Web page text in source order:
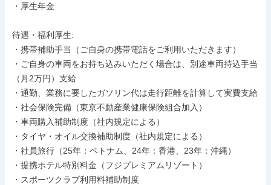
・厚生年金
待遇・福利厚生:
・携帯補助手当（ご自身の携帯電話をご利用いただきます）
・ご自身の車両をお持ち込みいただく場合は、別途車両持込手当
（月2万円）支給
・通勤、業務に要したガソリン代は走行距離を計算して実費支給
・社会保険完備（東京不動産業健康保険組合加入）
・車両購入補助制度（社内規定による）
・タイヤ・オイル交換補助制度（社内規定による）
・社員旅行（25年：ベトナム、24年：香港、23年：沖縄）
・提携ホテル特別料金（フジプレミアムリゾート）
・スポーツクラブ利用料補助制度